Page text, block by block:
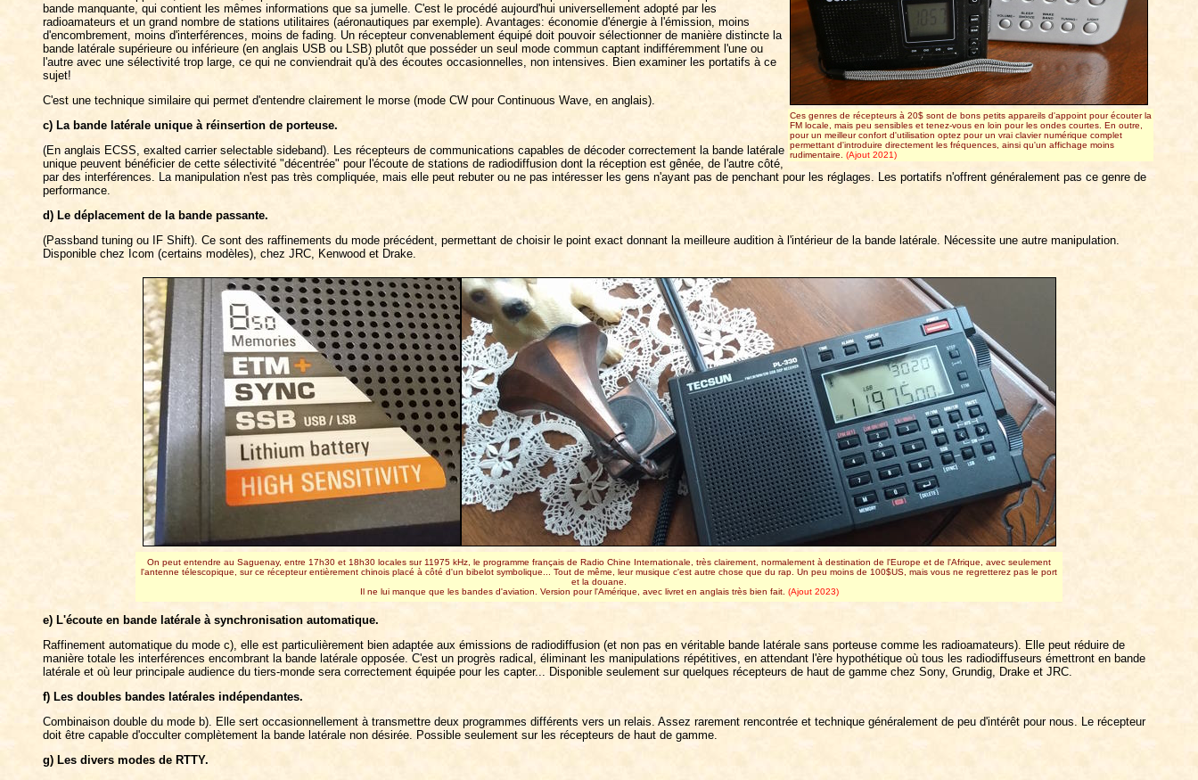
Ces genres de récepteurs à 20$ sont de bons petits appareils d'appoint pour écouter la
FM locale, mais peu sensibles et tenez-vous en loin pour les ondes courtes. En outre,
pour un meilleur confort d'utilisation optez pour un vrai clavier numérique complet
permettant d'introduire directement les fréquences, ainsi qu'un affichage moins
rudimentaire.
(Ajout 2021)
bande manquante, qui contient les mêmes informations que sa jumelle. C'est le procédé aujourd'hui universellement adopté par les
radioamateurs et un grand nombre de stations utilitaires (aéronautiques par exemple). Avantages: économie d'énergie à l'émission, moins
d'encombrement, moins d'interférences, moins de fading. Un récepteur convenablement équipé doit pouvoir sélectionner de manière distincte la
bande latérale supérieure ou inférieure (en anglais USB ou LSB) plutôt que posséder un seul mode commun captant indifféremment l'une ou
l'autre avec une sélectivité trop large, ce qui ne conviendrait qu'à des écoutes occasionnelles, non intensives. Bien examiner les portatifs à ce
sujet!
C'est une technique similaire qui permet d'entendre clairement le morse (mode CW pour Continuous Wave, en anglais).
c) La bande latérale unique à réinsertion de porteuse.
(En anglais ECSS, exalted carrier selectable sideband). Les récepteurs de communications capables de décoder correctement la bande latérale
unique peuvent bénéficier de cette sélectivité "décentrée" pour l'écoute de stations de radiodiffusion dont la réception est gênée, de l'autre côté,
par des interférences. La manipulation n'est pas très compliquée, mais elle peut rebuter ou ne pas intéresser les gens n'ayant pas de penchant pour les réglages. Les portatifs n'offrent généralement pas ce genre de
performance.
d) Le déplacement de la bande passante.
(Passband tuning ou IF Shift). Ce sont des raffinements du mode précédent, permettant de choisir le point exact donnant la meilleure audition à l'intérieur de la bande latérale. Nécessite une autre manipulation.
Disponible chez Icom (certains modèles), chez JRC, Kenwood et Drake.
On peut entendre au Saguenay, entre 17h30 et 18h30 locales sur 11975 kHz, le programme français de Radio Chine Internationale, très clairement, normalement à destination de l'Europe et de l'Afrique, avec seulement
l'antenne télescopique, sur ce récepteur entièrement chinois placé à côté d'un bibelot symbolique... Tout de même, leur musique c'est autre chose que du rap. Un peu moins de 100$US, mais vous ne regretterez pas le port
et la douane.
Il ne lui manque que les bandes d'aviation. Version pour l'Amérique, avec livret en anglais très bien fait. (Ajout 2023)
e) L'écoute en bande latérale à synchronisation automatique.
Raffinement automatique du mode c), elle est particulièrement bien adaptée aux émissions de radiodiffusion (et non pas en véritable bande latérale sans porteuse comme les radioamateurs). Elle peut réduire de
manière totale les interférences encombrant la bande latérale opposée. C'est un progrès radical, éliminant les manipulations répétitives, en attendant l'ère hypothétique où tous les radiodiffuseurs émettront en bande
latérale et où leur principale audience du tiers-monde sera correctement équipée pour les capter... Disponible seulement sur quelques récepteurs de haut de gamme chez Sony, Grundig, Drake et JRC.
f) Les doubles bandes latérales indépendantes.
Combinaison double du mode b). Elle sert occasionnellement à transmettre deux programmes différents vers un relais. Assez rarement rencontrée et technique généralement de peu d'intérêt pour nous. Le récepteur
doit être capable d'occulter complètement la bande latérale non désirée. Possible seulement sur les récepteurs de haut de gamme.
g) Les divers modes de RTTY.